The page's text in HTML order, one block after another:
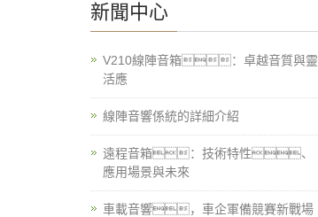
新聞中心
V210線陣音箱：卓越音質與靈
活應
線陣音響係統的詳細介紹
遠程音箱：技術特性、
應用場景與未來
車載音響，車企軍備競賽新戰場